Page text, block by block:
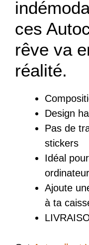
ces
rêve va
réalité.
Design
Pas de
stickers
Idéal
Ajoute
à ta